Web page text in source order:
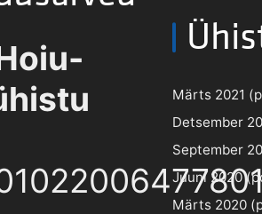
Märts 2021
Detsember
September
Juuni 2020
Märts 2020